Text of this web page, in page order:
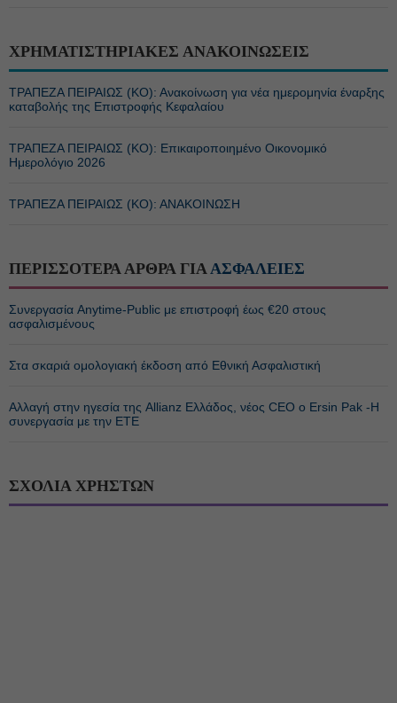
ΧΡΗΜΑΤΙΣΤΗΡΙΑΚΕΣ ΑΝΑΚΟΙΝΩΣΕΙΣ
ΤΡΑΠΕΖΑ ΠΕΙΡΑΙΩΣ (ΚΟ): Ανακοίνωση για νέα ημερομηνία έναρξης
καταβολής της Επιστροφής Κεφαλαίου
ΤΡΑΠΕΖΑ ΠΕΙΡΑΙΩΣ (ΚΟ): Επικαιροποιημένο Οικονομικό
Ημερολόγιο 2026
ΤΡΑΠΕΖΑ ΠΕΙΡΑΙΩΣ (ΚΟ): ΑΝΑΚΟΙΝΩΣΗ
ΠΕΡΙΣΣΟΤΕΡΑ ΑΡΘΡΑ ΓΙΑΑΣΦΑΛΕΙΕΣ
Συνεργασία Anytime-Public με επιστροφή έως €20 στους
ασφαλισμένους
Στα σκαριά ομολογιακή έκδοση από Εθνική Ασφαλιστική
Αλλαγή στην ηγεσία της Allianz Ελλάδος, νέος CEO ο Ersin Pak -Η
συνεργασία με την ΕΤΕ
ΣΧΟΛΙΑ ΧΡΗΣΤΩΝ